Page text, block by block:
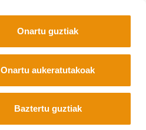
Onartu guztiak
Onartu aukeratutakoak
Baztertu guztiak